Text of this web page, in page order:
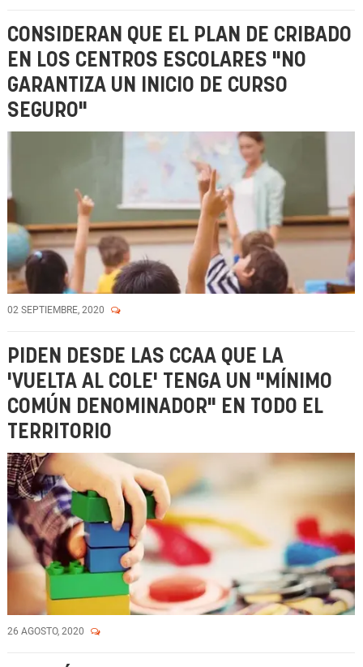
CONSIDERAN QUE EL PLAN DE CRIBADO
EN LOS CENTROS ESCOLARES "NO
GARANTIZA UN INICIO DE CURSO
SEGURO"
02 SEPTIEMBRE, 2020
PIDEN DESDE LAS CCAA QUE LA
'VUELTA AL COLE' TENGA UN "MÍNIMO
COMÚN DENOMINADOR" EN TODO EL
TERRITORIO
26 AGOSTO, 2020